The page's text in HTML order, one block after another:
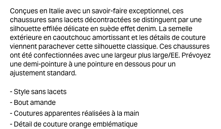
Conçues en Italie avec un savoir-faire exceptionnel, ces
chaussures sans lacets décontractées se distinguent par une
silhouette effilée délicate en suède effet denim. La semelle
extérieure en caoutchouc amortissant et les détails de couture
viennent parachever cette silhouette classique. Ces chaussures
ont été confectionnées avec une largeur plus large/EE. Prévoyez
une demi-pointure à une pointure en dessous pour un
ajustement standard.
Style sans lacets
Bout amande
Coutures apparentes réalisées à la main
Détail de couture orange emblématique